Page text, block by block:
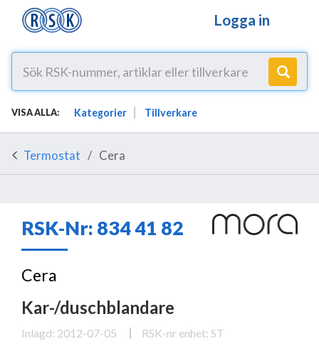
Logga in
VISA ALLA: Kategorier Tillverkare
Termostat Cera
RSK-Nr: 834 41 82
Cera
Kar-/duschblandare
Inlagd: 2012-07-05 RSK-nr enhet: ST